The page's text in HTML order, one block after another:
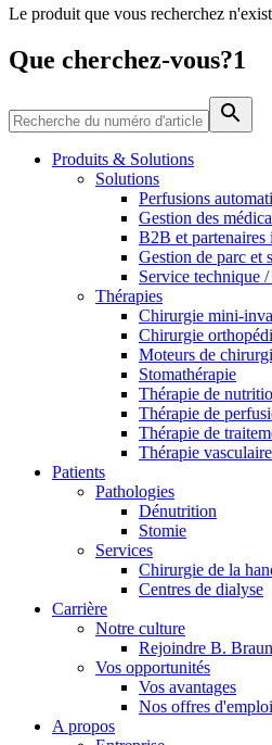
Catalogue de produits
Trouvez le produit que vous
de produits B. Braun avec
Média
Contactez-nous
Pôle d’innovation
Stimulons ensemble
médicale. Apprenez-en plus
présentez votre idée.
En dialogue avec B. Braun.
Le produit que vous recherchez
Que cherchez-vous?1
Produits & Solutions
Solutions
Perfusions
Gestion des
B2B et partenaires
Gestion de parc et
Service technique
Thérapies
Chirurgie mini-
Chirurgie
Moteurs de
Stomathérapie
Thérapie de
Thérapie de
Thérapie de
Thérapie
Patients
Pathologies
Dénutrition
Stomie
Services
Chirurgie de la
Centres de dialyse
Carrière
Notre culture
Rejoindre B. Braun
Vos opportunités
Vos avantages
Nos offres d'emploi
A propos